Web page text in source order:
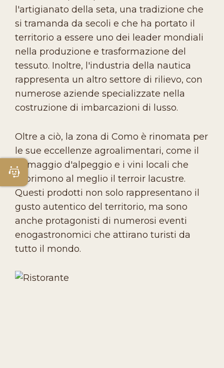
l'artigianato della seta, una tradizione che
si tramanda da secoli e che ha portato il
territorio a essere uno dei leader mondiali
nella produzione e trasformazione del
tessuto. Inoltre, l'industria della nautica
rappresenta un altro settore di rilievo, con
numerose aziende specializzate nella
costruzione di imbarcazioni di lusso.
Oltre a ciò, la zona di Como è rinomata per
le sue eccellenze agroalimentari, come il
formaggio d'alpeggio e i vini locali che
esprimono al meglio il terroir lacustre.
Questi prodotti non solo rappresentano il
gusto autentico del territorio, ma sono
anche protagonisti di numerosi eventi
enogastronomici che attirano turisti da
tutto il mondo.
Apri Chatbot